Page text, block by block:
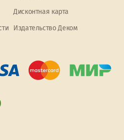
Дисконтная карта
Издательство Деком